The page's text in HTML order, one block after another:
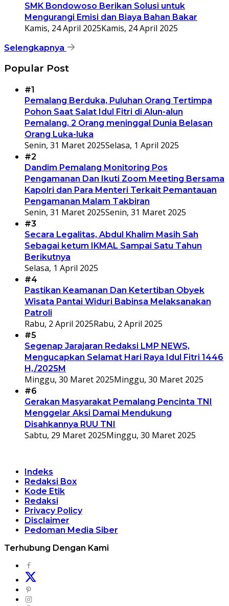
SMK Bondowoso Berikan Solusi untuk
Mengurangi Emisi dan Biaya Bahan Bakar
Kamis, 24 April 2025Kamis, 24 April 2025
Selengkapnya
Popular Post
#1
Pemalang Berduka, Puluhan Orang Tertimpa
Pohon Saat Salat Idul Fitri di Alun-alun
Pemalang, 2 Orang meninggal Dunia Belasan
Orang Luka-luka
Senin, 31 Maret 2025Selasa, 1 April 2025
#2
Dandim Pemalang Monitoring Pos
Pengamanan Dan Ikuti Zoom Meeting Bersama
Kapolri dan Para Menteri Terkait Pemantauan
Pengamanan Malam Takbiran
Senin, 31 Maret 2025Senin, 31 Maret 2025
#3
Secara Legalitas, Abdul Khalim Masih Sah
Sebagai ketum IKMAL Sampai Satu Tahun
Berikutnya
Selasa, 1 April 2025
#4
Pastikan Keamanan Dan Ketertiban Obyek
Wisata Pantai Widuri Babinsa Melaksanakan
Patroli
Rabu, 2 April 2025Rabu, 2 April 2025
#5
Segenap Jarajaran Redaksi LMP NEWS,
Mengucapkan Selamat Hari Raya Idul Fitri 1446
H,/2025M
Minggu, 30 Maret 2025Minggu, 30 Maret 2025
#6
Gerakan Masyarakat Pemalang Pencinta TNI
Menggelar Aksi Damai Mendukung
Disahkannya RUU TNI
Sabtu, 29 Maret 2025Minggu, 30 Maret 2025
Indeks
Redaksi Box
Kode Etik
Redaksi
Privacy Policy
Disclaimer
Pedoman Media Siber
Terhubung Dengan Kami